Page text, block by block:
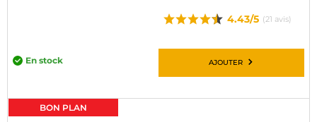
4.43/5 (21 avis)
En stock AJOUTER
BON PLAN